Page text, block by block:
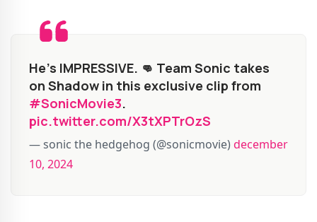
He’s IMPRESSIVE. 👊 Team Sonic takes
on Shadow in this exclusive clip from
#SonicMovie3.
pic.twitter.com/X3tXPTrOzS
— sonic the hedgehog (@sonicmovie) december
10, 2024